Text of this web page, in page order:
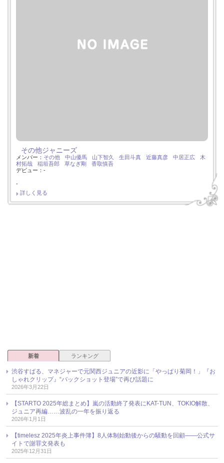
その他ジャニーズ
メンバー： その他 中山優馬 山下智久 生田斗真 近藤真彦 中居正広
木
村拓哉
稲垣吾郎 草なぎ剛
香取慎吾
デビュー：-
-
詳しく見る
新着 ランキング
渋谷すばる、マネジャーで元関西ジュニアの近影に「やっぱり菊岡！」『お
しゃれクリップ』“バックショット登場”で再び話題に
2026年3月22日
【STARTO 2025年総まとめ】嵐の活動終了発表にKAT-TUN、TOKIO解散、
ジュニア再編……波乱の一年を振り返る
2026年1月1日
【timelesz 2025年炎上事件簿】8人体制始動後からの騒動を回顧――公式サ
イトで謝罪文発表も
2025年12月31日